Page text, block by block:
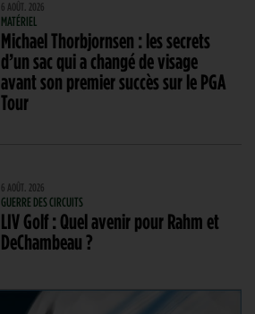
6 AOÛT. 2026
MATÉRIEL
Michael Thorbjornsen : les secrets
d’un sac qui a changé de visage
avant son premier succès sur le PGA
Tour
6 AOÛT. 2026
GUERRE DES CIRCUITS
LIV Golf : Quel avenir pour Rahm et
DeChambeau ?